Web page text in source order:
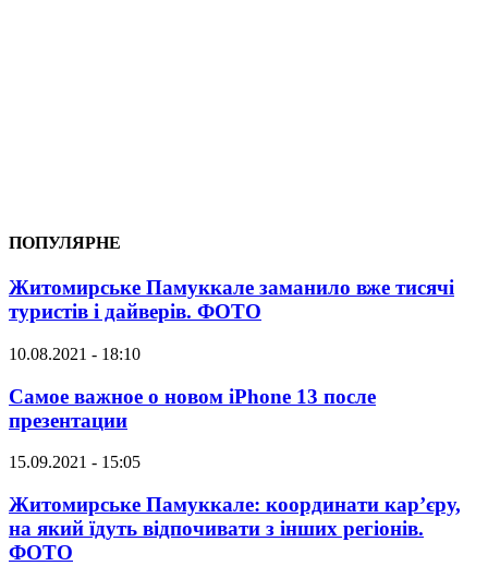
ПОПУЛЯРНЕ
Житомирське Памуккале заманило вже тисячі
туристів і дайверів. ФОТО
10.08.2021 - 18:10
Самое важное о новом iPhone 13 после
презентации
15.09.2021 - 15:05
Житомирське Памуккале: координати кар’єру,
на який їдуть відпочивати з інших регіонів.
ФОТО